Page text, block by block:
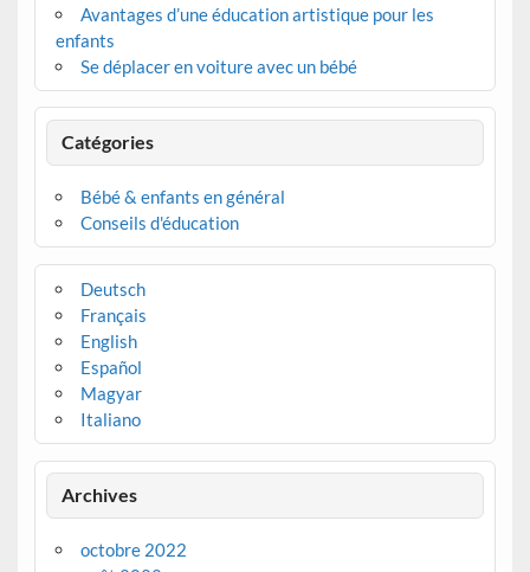
Avantages d’une éducation artistique pour les
enfants
Se déplacer en voiture avec un bébé
Catégories
Bébé & enfants en général
Conseils d'éducation
Deutsch
Français
English
Español
Magyar
Italiano
Archives
octobre 2022